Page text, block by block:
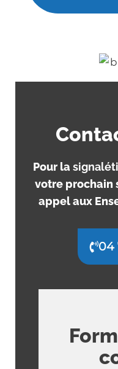
Pour la
votre prochain
appel aux
04